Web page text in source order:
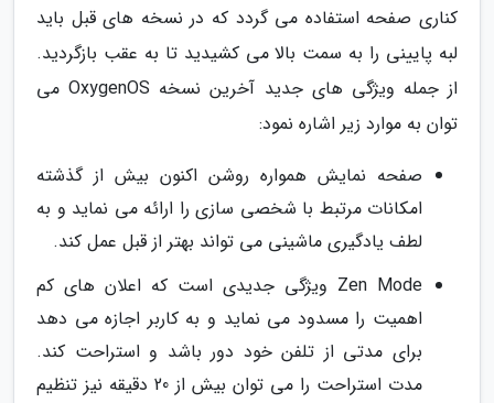
کناری صفحه استفاده می گردد که در نسخه های قبل باید
لبه پایینی را به سمت بالا می کشیدید تا به عقب بازگردید.
از جمله ویژگی های جدید آخرین نسخه OxygenOS می
توان به موارد زیر اشاره نمود:
صفحه نمایش همواره روشن اکنون بیش از گذشته
امکانات مرتبط با شخصی سازی را ارائه می نماید و به
لطف یادگیری ماشینی می تواند بهتر از قبل عمل کند.
Zen Mode ویژگی جدیدی است که اعلان های کم
اهمیت را مسدود می نماید و به کاربر اجازه می دهد
برای مدتی از تلفن خود دور باشد و استراحت کند.
مدت استراحت را می توان بیش از 20 دقیقه نیز تنظیم